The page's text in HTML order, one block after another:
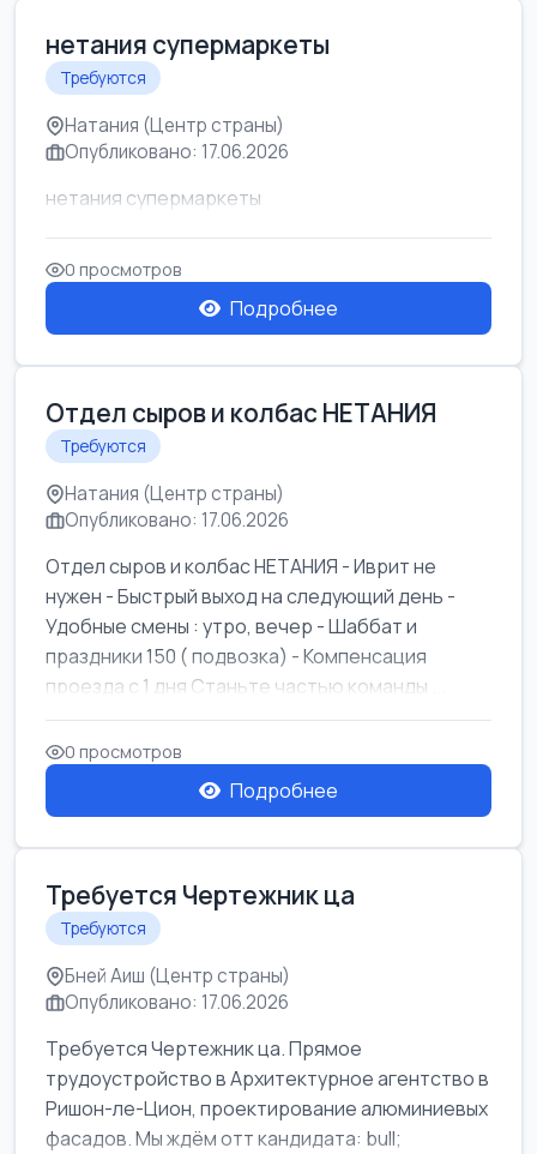
нетания супермаркеты
Требуются
Натания (Центр страны)
Опубликовано: 17.06.2026
нетания супермаркеты
0 просмотров
Подробнее
Отдел сыров и колбас НЕТАНИЯ
Требуются
Натания (Центр страны)
Опубликовано: 17.06.2026
Отдел сыров и колбас НЕТАНИЯ - Иврит не
нужен - Быстрый выход на следующий день -
Удобные смены : утро, вечер - Шаббат и
праздники 150 ( подвозка) - Компенсация
проезда с 1 дня Станьте частью команды ...
0 просмотров
Подробнее
Требуется Чертежник ца
Требуются
Бней Аиш (Центр страны)
Опубликовано: 17.06.2026
Требуется Чертежник ца. Прямое
трудоустройство в Архитектурное агентство в
Ришон-ле-Цион, проектирование алюминиевых
фасадов. Мы ждём отт кандидата: bull;